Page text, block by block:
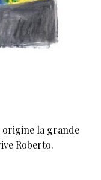
origine la grande
Roberto.